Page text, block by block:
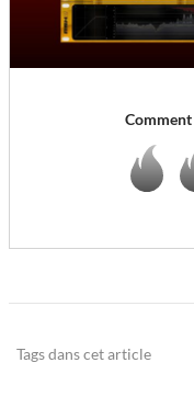
Tags dans cet article